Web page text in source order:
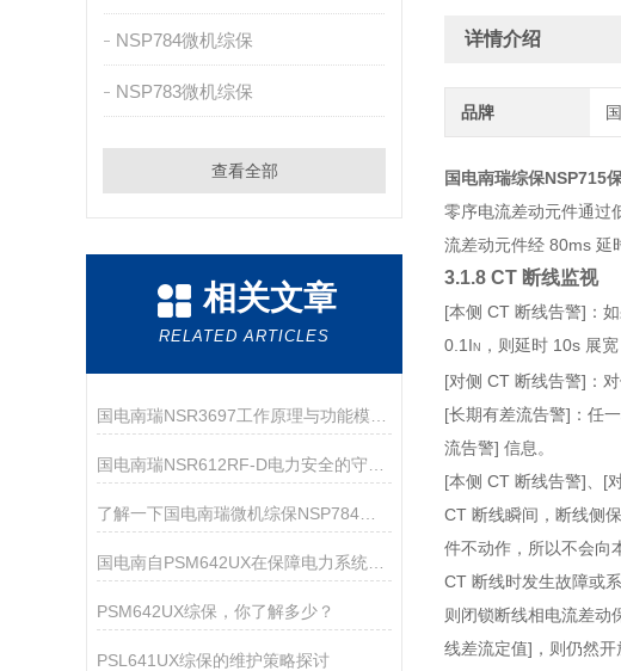
NSP784微机综保
NSP783微机综保
查看全部
相关文章
RELATED ARTICLES
了解一下国电南瑞微机综保NSP784的配置有哪些
PSM642UX综保，你了解多少？
PSL641UX综保的维护策略探讨
详情介绍
品牌
国电南瑞综保NSP715
零序电流差动元件通过
流差动元件经 80ms 延
3.1.8 CT 断线监视
[本侧 CT 断线告警] ：
0.1I N ，则延时 10s 展宽
[对侧 CT 断线告警] ：
[长期有差流告警] ：任
流告警] 信息。
[本侧 CT 断线告警] [
CT 断线瞬间，断线侧
件不动作，所以不会向
CT 断线时发生故障或
则闭锁断线相电流差动
线差流定值] ，则仍然